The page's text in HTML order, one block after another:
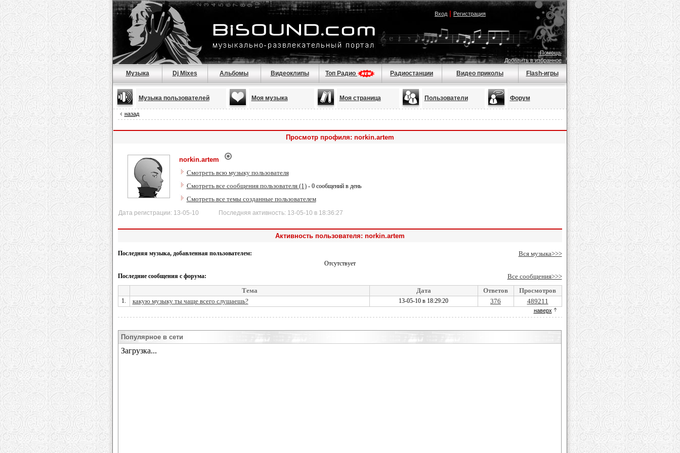
Вход| Регистрация
Помощь
Добавить в избранное
Музыка Dj Mixes Альбомы Видеоклипы Топ Радио Радиостанции Видео приколы Flash-игры
Музыка пользователей Моя музыка Моя страница Пользователи Форум
назад
Просмотр профиля: norkin.artem
norkin.artem
Смотреть всю музыку пользователя
Смотреть все сообщения пользователя (1)- 0 сообщений в день
Смотреть все темы созданные пользователем
Дата регистрации: 13-05-10 Последняя активность: 13-05-10 в 18:36:27
Активность пользователя: norkin.artem
Последняя музыка, добавленная пользователем: Вся музыка>>>
Отсутствует
Последние сообщения с форума:
Все сообщения>>>
Тема
Дата Ответов Просмотров
1. какую музыку ты чаще всего слушаешь? 13-05-10 в 18:29:20 376 489211
наверх
Популярное в сети